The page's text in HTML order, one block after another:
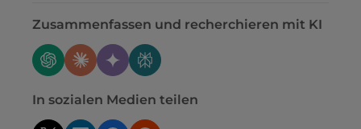
Zusammenfassen und recherchieren mit KI
In sozialen Medien teilen